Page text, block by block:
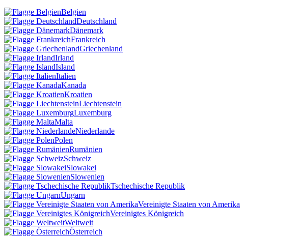
Belgien
Deutschland
Dänemark
Frankreich
Griechenland
Irland
Island
Italien
Kanada
Kroatien
Liechtenstein
Luxemburg
Malta
Niederlande
Polen
Rumänien
Schweiz
Slowakei
Slowenien
Tschechische Republik
Ungarn
Vereinigte Staaten von Amerika
Vereinigtes Königreich
Weltweit
Österreich